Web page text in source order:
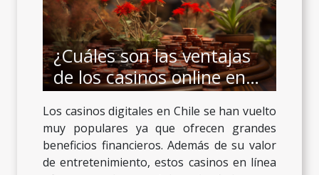
¿Cuáles son las ventajas
de los casinos online en
Chile?
Los casinos digitales en Chile se han vuelto
muy populares ya que ofrecen grandes
beneficios financieros. Además de su valor
de entretenimiento, estos casinos en línea